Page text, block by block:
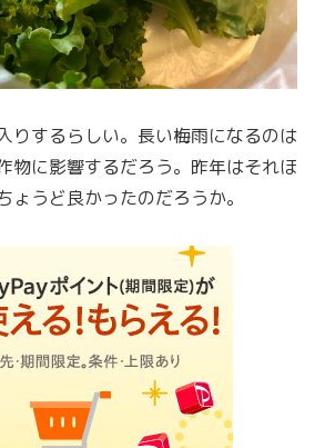
りするらしい。長い梅雨になるのは
物に影響するだろう。昨年はそれほ
ょうど良かったのだろうか。